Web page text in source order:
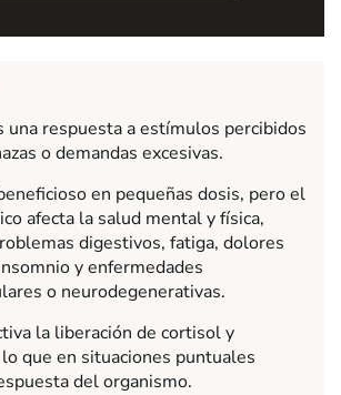
una respuesta a estímulos percibidos
o demandas excesivas.
en pequeñas dosis, pero el
afecta la salud mental y física,
digestivos, fatiga, dolores
y enfermedades
o neurodegenerativas.
la liberación de cortisol y
que en situaciones puntuales
del organismo.